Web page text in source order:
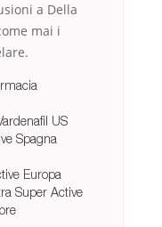
a Della
mai i
US
Spagna
Europa
Super Active